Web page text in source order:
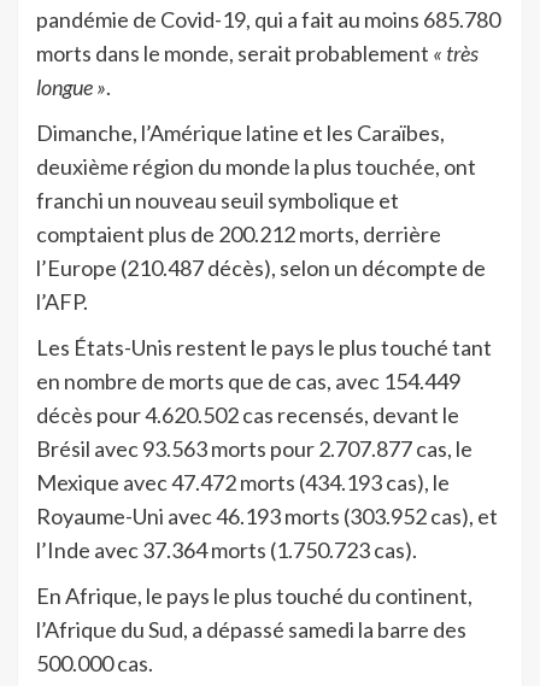
pandémie de Covid-19, qui a fait au moins 685.780
morts dans le monde, serait probablement « très
longue ».
Dimanche, l’Amérique latine et les Caraïbes,
deuxième région du monde la plus touchée, ont
franchi un nouveau seuil symbolique et
comptaient plus de 200.212 morts, derrière
l’Europe (210.487 décès), selon un décompte de
l’AFP.
Les États-Unis restent le pays le plus touché tant
en nombre de morts que de cas, avec 154.449
décès pour 4.620.502 cas recensés, devant le
Brésil avec 93.563 morts pour 2.707.877 cas, le
Mexique avec 47.472 morts (434.193 cas), le
Royaume-Uni avec 46.193 morts (303.952 cas), et
l’Inde avec 37.364 morts (1.750.723 cas).
En Afrique, le pays le plus touché du continent,
l’Afrique du Sud, a dépassé samedi la barre des
500.000 cas.